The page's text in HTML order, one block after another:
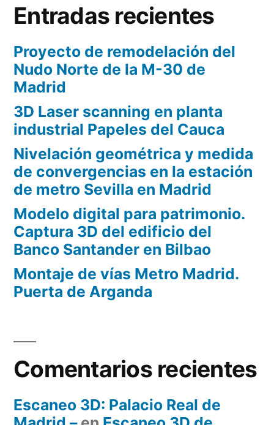
Entradas recientes
Proyecto de remodelación del
Nudo Norte de la M-30 de
Madrid
3D Laser scanning en planta
industrial Papeles del Cauca
Nivelación geométrica y medida
de convergencias en la estación
de metro Sevilla en Madrid
Modelo digital para patrimonio.
Captura 3D del edificio del
Banco Santander en Bilbao
Montaje de vías Metro Madrid.
Puerta de Arganda
Comentarios recientes
Escaneo 3D: Palacio Real de